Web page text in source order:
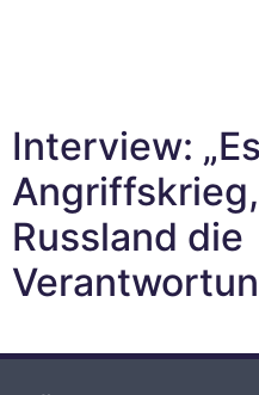
Interview:
Russland die